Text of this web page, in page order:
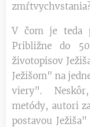
V čom je teda
Približne do
životopisov
Ježišom" na
viery".
metódy, autori
postavou